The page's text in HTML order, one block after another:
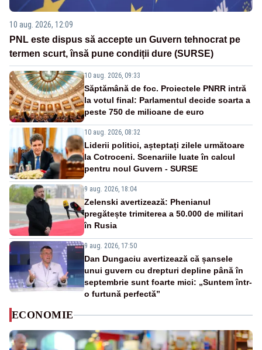
10 aug. 2026, 12:09
PNL este dispus să accepte un Guvern tehnocrat pe
termen scurt, însă pune condiții dure (SURSE)
10 aug. 2026, 09:33
Săptămână de foc. Proiectele PNRR intră
la votul final: Parlamentul decide soarta a
peste 750 de milioane de euro
10 aug. 2026, 08:32
Liderii politici, așteptați zilele următoare
la Cotroceni. Scenariile luate în calcul
pentru noul Guvern - SURSE
9 aug. 2026, 18:04
Zelenski avertizează: Phenianul
pregătește trimiterea a 50.000 de militari
în Rusia
9 aug. 2026, 17:50
Dan Dungaciu avertizează că șansele
unui guvern cu drepturi depline până în
septembrie sunt foarte mici: „Suntem într-
o furtună perfectă”
ECONOMIE